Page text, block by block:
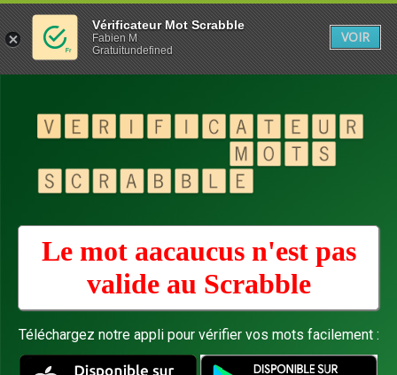
Le mot aacaucus n'est pas
valide au Scrabble
Téléchargez notre appli pour vérifier vos mots facilement :
Vérificateur Mot Scrabble
Fabien M
Gratuitundefined
VOIR